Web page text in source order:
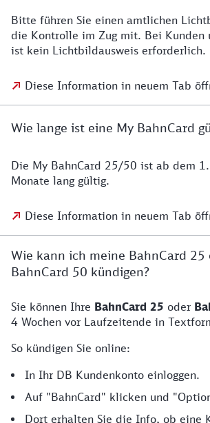
Bitte führen Sie einen amtlichen
die Kontrolle im Zug mit. Bei Kunden
ist kein Lichtbildausweis erforderlich.
Diese Information in neuem Tab
Wie lange ist eine My BahnCard
Die My BahnCard 25/50 ist ab dem
Monate lang gültig.
Diese Information in neuem Tab
Wie kann ich meine BahnCard 25
BahnCard 50 kündigen?
Sie können Ihre BahnCard 25 oder
4 Wochen vor Laufzeitende in
So kündigen Sie online:
In Ihr DB Kundenkonto einloggen.
Auf "BahnCard" klicken und
Dort erhalten Sie die Info, ob eine